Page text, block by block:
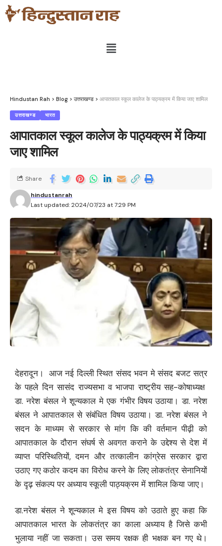
Hindustan Rah > Blog > उत्तराखण्ड > आपातकाल स्कूल कालेज के पाठ्यक्रम में किया जाए शामिल
उत्तराखण्ड भारत
आपातकाल स्कूल कालेज के पाठ्यक्रम में किया
जाए शामिल
Last updated: 2024/07/23 at 7:29 PM
hindustanrah
Share
देहरादून। आज नई दिल्ली स्थित संसद भवन मे संसद बजट सत्र
के पहले दिन सासंद राज्यसभा व भाजपा राष्ट्रीय सह-कोषाध्यक्ष
डा. नरेश बंसल ने शून्यकाल मे एक गंभीर विषय उठाया। डा. नरेश
बंसल ने आपातकाल से संबंधित विषय उठाया। डा. नरेश बंसल ने
सदन के माध्यम से सरकार से मांग कि की वर्तमान पीढ़ी को
आपातकाल के दौरान संघर्ष से अवगत कराने के उद्देश्य से देश में
व्याप्त परिस्थितियों, दमन और तत्कालीन कांग्रेस सरकार द्वारा
उठाए गए कठोर कदम का विरोध करने के लिए लोकतंत्र सेनानियों
के दृढ़ संकल्प पर अध्याय स्कूली पाठ्यक्रम में शामिल किया जाए।
डा.नरेश बंसल ने शून्यकाल मे इस विषय को उठाते हुए कहा कि
आपातकाल भारत के लोकतंत्र का काला अध्याय है जिसे कभी
भुलाया नहीं जा सकता। उस समय रक्षक ही भक्षक बन गए थे।